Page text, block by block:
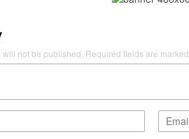
not be published. Required fields are marked